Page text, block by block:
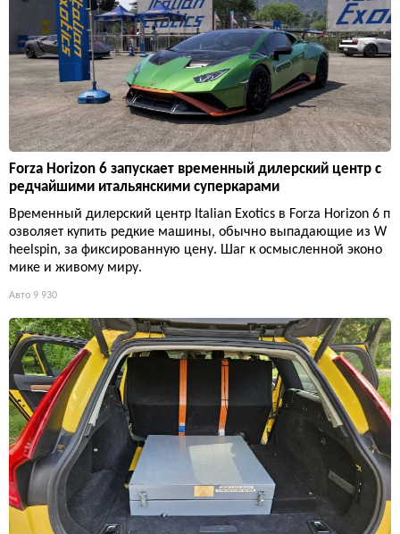
Forza Horizon 6 запускает временный дилерский центр с
редчайшими итальянскими суперкарами
Временный дилерский центр Italian Exotics в Forza Horizon 6 п
озволяет купить редкие машины, обычно выпадающие из W
heelspin, за фиксированную цену. Шаг к осмысленной эконо
мике и живому миру.
Авто 9 930